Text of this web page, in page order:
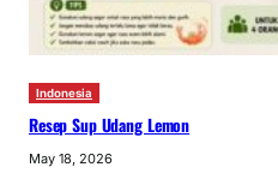
Indonesia
Resep Sup Udang Lemon
May 18, 2026